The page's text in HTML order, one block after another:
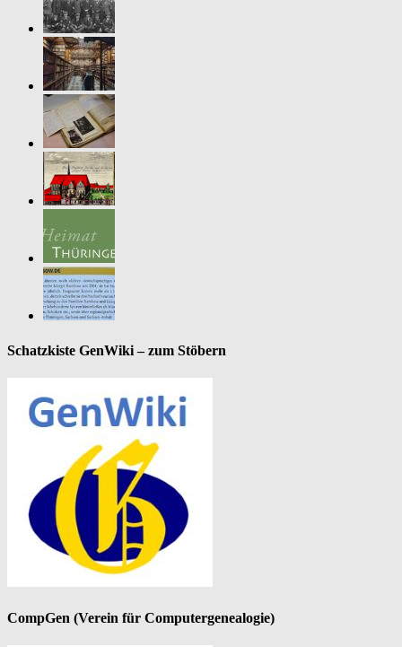
Schatzkiste GenWiki – zum Stöbern
CompGen (Verein für Computergenealogie)